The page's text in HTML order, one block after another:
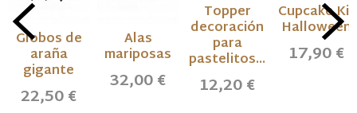
Globos de
araña
gigante
22,50 €
Alas
mariposas
32,00 €
Topper
decoración
para
pastelitos...
12,20 €
Cupcake Kit
Halloween
17,90 €